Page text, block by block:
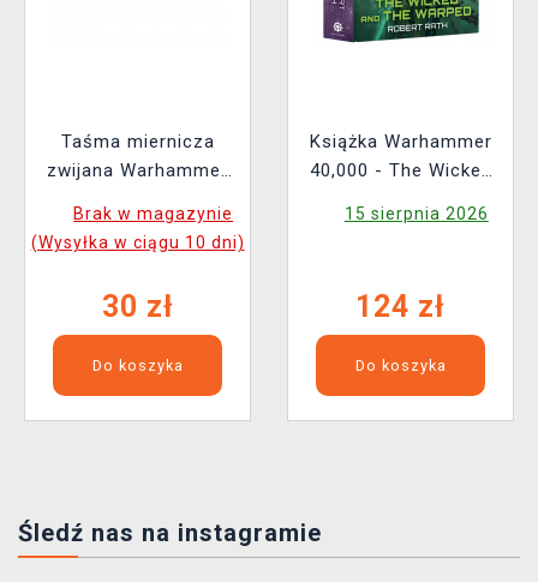
Taśma miernicza
zwijana Warhammer
Brak w magazynie
(Wysyłka w ciągu 10 dni)
30 zł
Do koszyka
Książka Warhammer
40,000 - The Wicked
15 sierpnia 2026
124 zł
Do koszyka
Śledź nas na instagramie